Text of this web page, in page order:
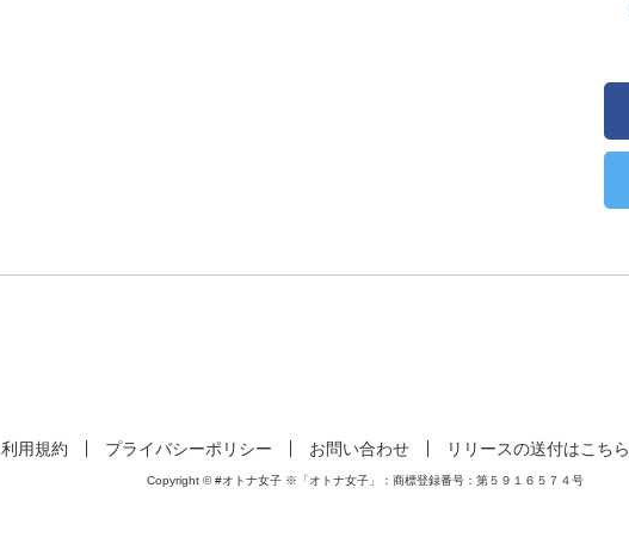
利用規約 プライバシーポリシー お問い合わせ リリースの送付はこちら
Copyright © #オトナ女子 ※「オトナ女子」：商標登録番号：第５９１６５７４号